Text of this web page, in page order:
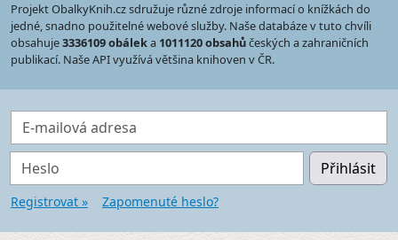
Projekt ObalkyKnih.cz sdružuje různé zdroje informací o knížkách do
jedné, snadno použitelné webové služby. Naše databáze v tuto chvíli
obsahuje3336109 obáleka 1011120 obsahůčeských a zahraničních
publikací. Naše API využívá většina knihoven v ČR.
E-mailová adresa
Heslo Přihlásit
Registrovat » Zapomenuté heslo?